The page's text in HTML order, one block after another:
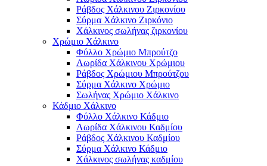
Ράβδος Χάλκινου Ζιρκονίου
Σύρμα Χάλκινο Ζιρκόνιο
Χάλκινος σωλήνας ζιρκονίου
Χρώμιο Χάλκινο
Φύλλο Χρώμιο Μπρούτζο
Λωρίδα Χάλκινου Χρώμιου
Ράβδος Χρώμιου Μπρούτζου
Σύρμα Χάλκινο Χρώμιο
Σωλήνας Χρώμιο Χάλκινο
Κάδμιο Χάλκινο
Φύλλο Χάλκινο Κάδμιο
Λωρίδα Χάλκινου Καδμίου
Ράβδος Χάλκινου Καδμίου
Σύρμα Χάλκινο Κάδμιο
Χάλκινος σωλήνας καδμίου